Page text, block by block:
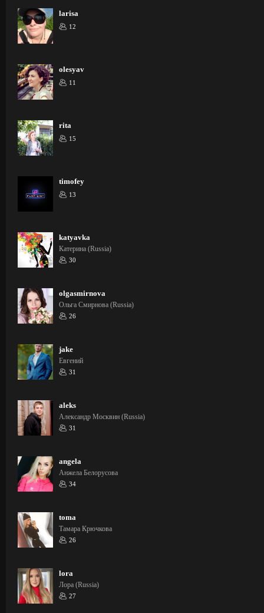
larisa
12
olesyav
11
rita
15
timofey
13
katyavka
Катерина (Russia)
30
olgasmirnova
Ольга Смирнова (Russia)
26
jake
Евгений
31
aleks
Александр Москвин (Russia)
31
angela
Анжела Белорусова
34
toma
Тамара Крючкова
26
lora
Лора (Russia)
27